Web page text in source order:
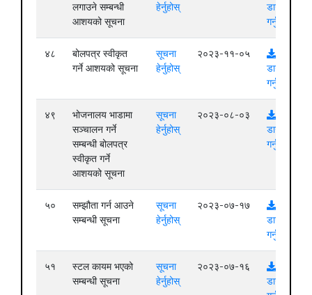
लगाउने सम्बन्धी
आशयको सूचना
हेर्नुहोस्
डाउनलोड
गर्नुहोस्
४८
बोलपत्र स्वीकृत
गर्ने आशयको सूचना
सूचना
हेर्नुहोस्
२०२३-११-०५
डाउनलोड
गर्नुहोस्
४९
भोजनालय भाडामा
सञ्चालन गर्ने
सम्बन्धी बोलपत्र
स्वीकृत गर्ने
आशयको सूचना
सूचना
हेर्नुहोस्
२०२३-०८-०३
डाउनलोड
गर्नुहोस्
५०
सम्झौता गर्न आउने
सम्बन्धी सूचना
सूचना
हेर्नुहोस्
२०२३-०७-१७
डाउनलोड
गर्नुहोस्
५१
स्टल कायम भएको
सम्बन्धी सूचना
सूचना
हेर्नुहोस्
२०२३-०७-१६
डाउनलोड